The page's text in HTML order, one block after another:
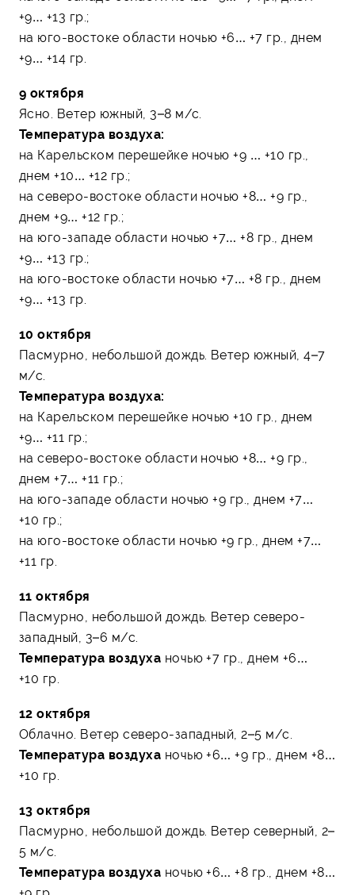
+9… +13 гр.;
на юго-востоке области ночью +6… +7 гр., днем
+9… +14 гр.
9 октября
Ясно. Ветер южный, 3–8 м/с.
Температура воздуха:
на Карельском перешейке ночью +9 … +10 гр.,
днем +10… +12 гр.;
на северо-востоке области ночью +8… +9 гр.,
днем +9… +12 гр.;
на юго-западе области ночью +7… +8 гр., днем
+9… +13 гр.;
на юго-востоке области ночью +7… +8 гр., днем
+9… +13 гр.
10 октября
Пасмурно, небольшой дождь. Ветер южный, 4–7
м/с.
Температура воздуха:
на Карельском перешейке ночью +10 гр., днем
+9… +11 гр.;
на северо-востоке области ночью +8… +9 гр.,
днем +7… +11 гр.;
на юго-западе области ночью +9 гр., днем +7…
+10 гр.;
на юго-востоке области ночью +9 гр., днем +7…
+11 гр.
11 октября
Пасмурно, небольшой дождь. Ветер северо-
западный, 3–6 м/с.
Температура воздуха ночью +7 гр., днем +6…
+10 гр.
12 октября
Облачно. Ветер северо-западный, 2–5 м/с.
Температура воздуха ночью +6… +9 гр., днем +8…
+10 гр.
13 октября
Пасмурно, небольшой дождь. Ветер северный, 2–
5 м/с.
Температура воздуха ночью +6… +8 гр., днем +8…